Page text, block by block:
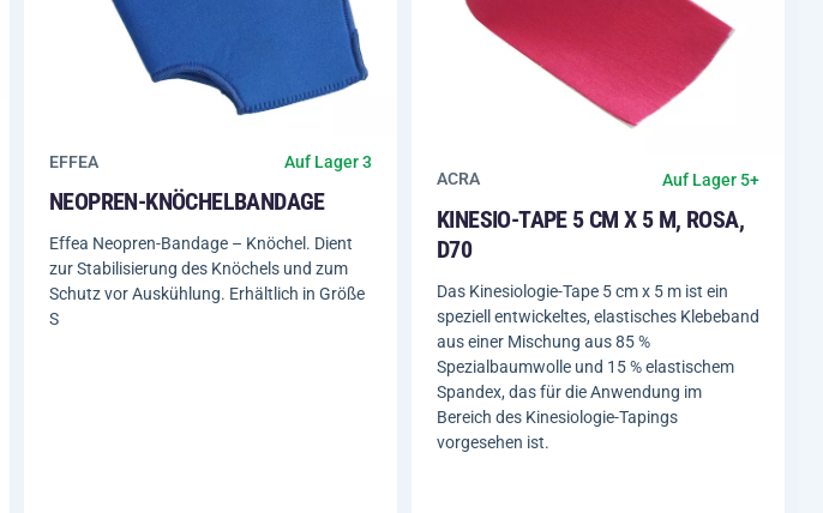
EFFEA Auf Lager 3
NEOPREN-KNÖCHELBANDAGE
Effea Neopren-Bandage – Knöchel. Dient
zur Stabilisierung des Knöchels und zum
Schutz vor Auskühlung. Erhältlich in Größe
S
ACRA Auf Lager 5+
KINESIO-TAPE 5 CM X 5 M, ROSA,
D70
Das Kinesiologie-Tape 5 cm x 5 m ist ein
speziell entwickeltes, elastisches Klebeband
aus einer Mischung aus 85 %
Spezialbaumwolle und 15 % elastischem
Spandex, das für die Anwendung im
Bereich des Kinesiologie-Tapings
vorgesehen ist.